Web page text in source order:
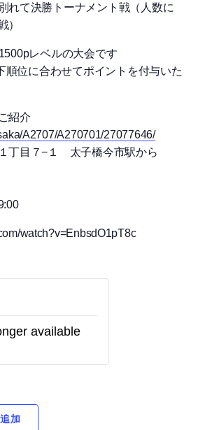
れて決勝トーナメント戦（人数に
）
レベルの大会です
順位に合わせてポイントを付与いた
紹介
A2707/A270701/27077646/
丁目７−１ 太子橋今市駅から
watch?v=EnbsdO1pT8c
available
加